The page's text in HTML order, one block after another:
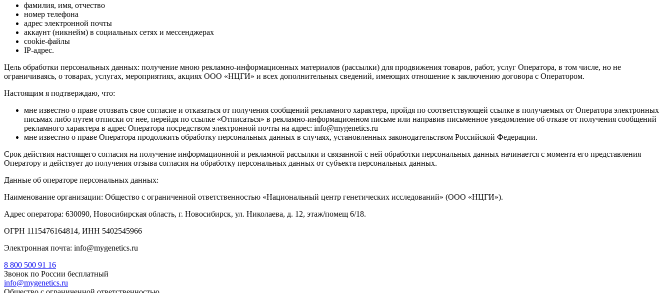
фамилия, имя, отчество
номер телефона
адрес электронной почты
аккаунт (никнейм) в социальных сетях и мессенджерах
cookie-файлы
IP-адрес.
Цель обработки персональных данных: получение мною рекламно-информационных материалов (рассылки) для продвижения товаров, работ, услуг Оператора, в том числе, но не
ограничиваясь, о товарах, услугах, мероприятиях, акциях ООО «НЦГИ» и всех дополнительных сведений, имеющих отношение к заключению договора с Оператором.
Настоящим я подтверждаю, что:
мне известно о праве отозвать свое согласие и отказаться от получения сообщений рекламного характера, пройдя по соответствующей ссылке в получаемых от Оператора электронных
письмах либо путем отписки от нее, перейдя по ссылке «Отписаться» в рекламно-информационном письме или направив письменное уведомление об отказе от получения сообщений
рекламного характера в адрес Оператора посредством электронной почты на адрес: info@mygenetics.ru
мне известно о праве Оператора продолжить обработку персональных данных в случаях, установленных законодательством Российской Федерации.
Срок действия настоящего согласия на получение информационной и рекламной рассылки и связанной с ней обработки персональных данных начинается с момента его представления
Оператору и действует до получения отзыва согласия на обработку персональных данных от субъекта персональных данных.
Данные об операторе персональных данных:
Наименование организации: Общество с ограниченной ответственностью «Национальный центр генетических исследований» (ООО «НЦГИ»).
Адрес оператора: 630090, Новосибирская область, г. Новосибирск, ул. Николаева, д. 12, этаж/помещ 6/18.
ОГРН 1115476164814, ИНН 5402545966
Электронная почта: info@mygenetics.ru
8 800 500 91 16
Звонок по России бесплатный
info@mygenetics.ru